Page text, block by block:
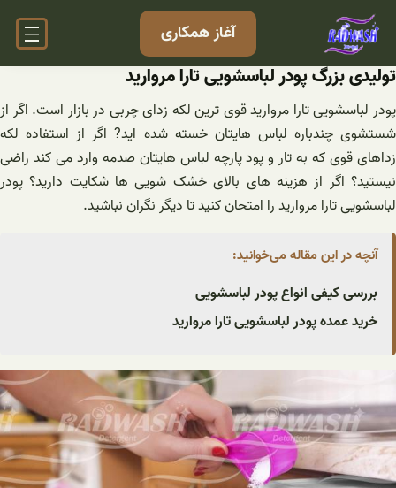
رفتن
آغاز همکاری
تولیدی بزرگ پودر لباسشویی تارا مروارید
پودر لباسشویی تارا مروارید قوی ترین لکه زدای چربی در بازار است. اگر از
شستشوی چندباره لباس هایتان خسته شده اید? اگر از استفاده لکه
زداهای قوی که به تار و پود پارچه لباس هایتان صدمه وارد می کند راضی
نیستید؟ اگر از هزینه های بالای خشک شویی ها شکایت دارید؟ پودر
لباسشویی تارا مروارید را امتحان کنید تا دیگر نگران نباشید.
آنچه در این مقاله می‌خوانید:
بررسی کیفی انواع پودر لباسشویی
خرید عمده پودر لباسشویی تارا مروارید